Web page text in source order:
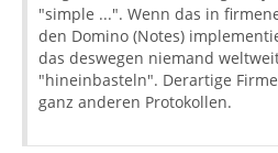
"simple ...". Wenn das in
den Domino (Notes)
das deswegen niemand
"hineinbasteln". Derartige
ganz anderen Protokollen.